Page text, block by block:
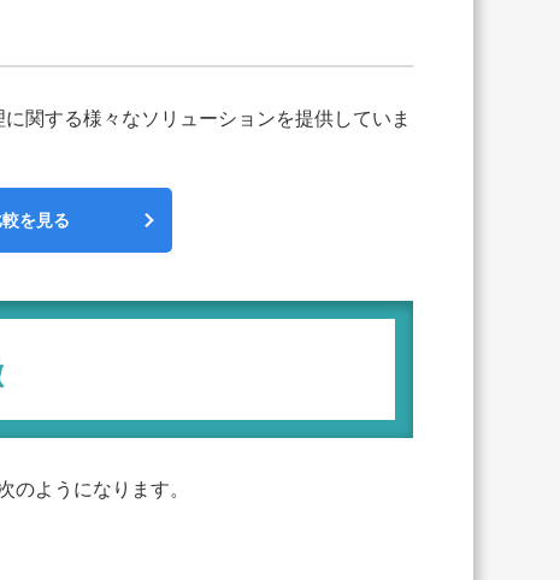
関する様々なソリューションを提供していま
を見る
ようになります。